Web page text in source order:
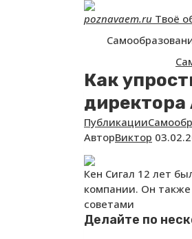
poznavaem.ru Твоё
Как
директора
Публикации
АвторВиктор
Кен Сигал 12 лет
компании. Он также
советами
Делайте по